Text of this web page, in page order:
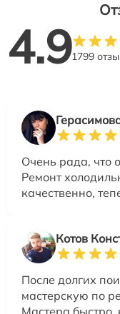
4.91799
Очень рада, что
Ремонт
качественно,
Котов
После долгих
мастерскую по